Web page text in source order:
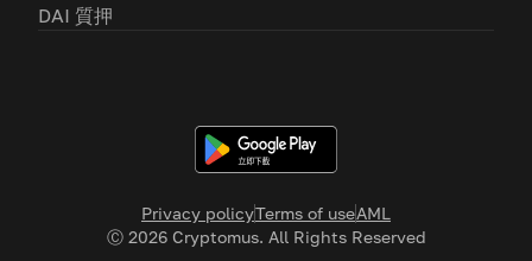
Privacy policyTerms of useAML
Ⓒ 2026Cryptomus. All Rights Reserved
DAI 質押